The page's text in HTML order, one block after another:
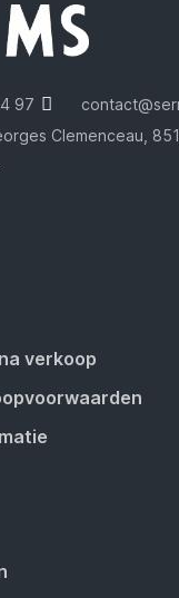
97
Clemenceau,
verkoop